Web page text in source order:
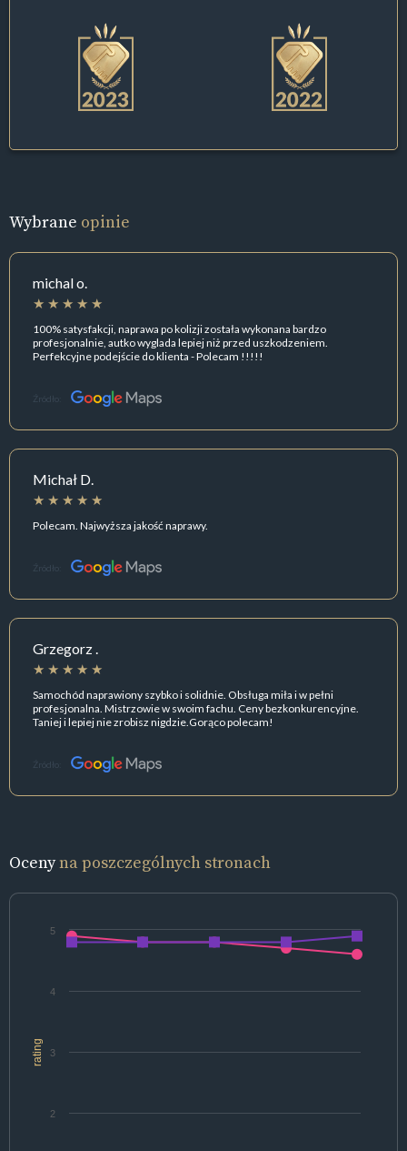
Wybrane opinie
michal o.
100% satysfakcji, naprawa po kolizji została wykonana bardzo
profesjonalnie, autko wyglada lepiej niż przed uszkodzeniem.
Perfekcyjne podejście do klienta - Polecam !!!!!
Źródło:
Michał D.
Polecam. Najwyższa jakość naprawy.
Źródło:
Grzegorz .
Samochód naprawiony szybko i solidnie. Obsługa miła i w pełni
profesjonalna. Mistrzowie w swoim fachu. Ceny bezkonkurencyjne.
Taniej i lepiej nie zrobisz nigdzie.Gorąco polecam!
Źródło:
Ocenyna poszczególnych stronach
rating
2
3
4
5